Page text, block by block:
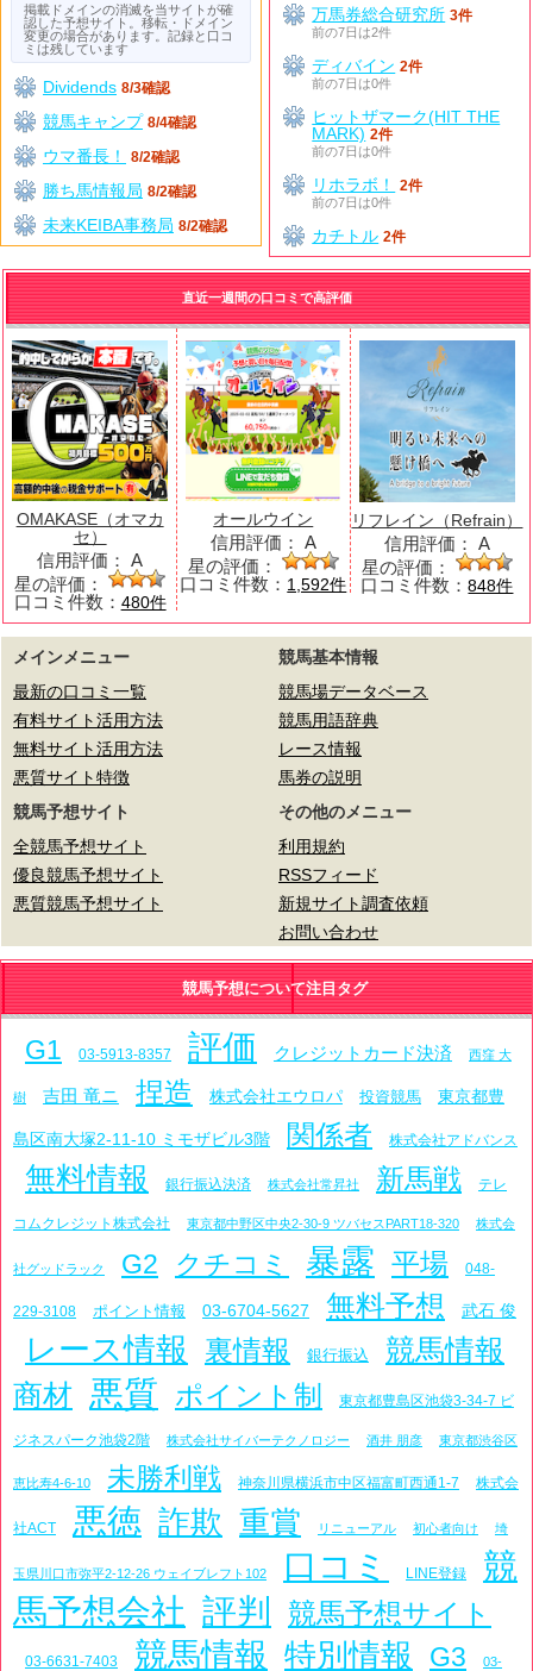
万馬券総合研究所 3件
前の7日は2件
ディバイン 2件
前の7日は0件
ヒットザマーク(HIT THE
MARK) 2件
前の7日は0件
リホラボ！
2件
前の7日は0件
カチトル 2件
掲載ドメインの消滅を当サイトが確
認した予想サイト。移転・ドメイン
変更の場合があります。記録と口コ
ミは残しています
Dividends 8/3確認
競馬キャンプ 8/4確認
ウマ番長！ 8/2確認
勝ち馬情報局 8/2確認
未来KEIBA事務局 8/2確認
直近一週間の口コミで高評価
OMAKASE（オマカ
セ）
信用評価： A
星の評価：
口コミ件数： 480件
オールウイン
信用評価： A
星の評価：
口コミ件数： 1,592件
リフレイン（Refrain）
信用評価： A
星の評価：
口コミ件数：848件
メインメニュー
最新の口コミ一覧
有料サイト活用方法
無料サイト活用方法
悪質サイト特徴
競馬基本情報
競馬場データベース
競馬用語辞典
レース情報
馬券の説明
競馬予想サイト
全競馬予想サイト
優良競馬予想サイト
悪質競馬予想サイト
その他のメニュー
利用規約
RSSフィード
新規サイト調査依頼
お問い合わせ
競馬予想について注目タグ
G1 03-5913-8357 評価 クレジットカード決済 西窪 大
樹 吉田 竜ニ 捏造 株式会社エウロパ 投資競馬 東京都豊
島区南大塚2-11-10 ミモザビル3階 関係者 株式会社アドバンス
無料情報 銀行振込決済 株式会社常昇社 新馬戦 テレ
コムクレジット株式会社 東京都中野区中央2-30-9 ツバセスPART18-320 株式会
社グッドラック G2 クチコミ 暴露 平場 048-
229-3108 ポイント情報 03-6704-5627 無料予想 武石 俊
レース情報 裏情報 銀行振込
競馬情報
商材 悪質 ポイント制 東京都豊島区池袋3-34-7 ビ
ジネスパーク池袋2階 株式会社サイバーテクノロジー 酒井 朋彦 東京都渋谷区
恵比寿4-6-10 未勝利戦 神奈川県横浜市中区福富町西通1-7 株式会
社ACT 悪徳 詐欺 重賞 リニューアル 初心者向け 埼
玉県川口市弥平2-12-26 ウェイブレフト102 口コミ LINE登録
競
馬予想会社 評判 競馬予想サイト
03-6631-7403 競馬情報 特別情報 G3 03-